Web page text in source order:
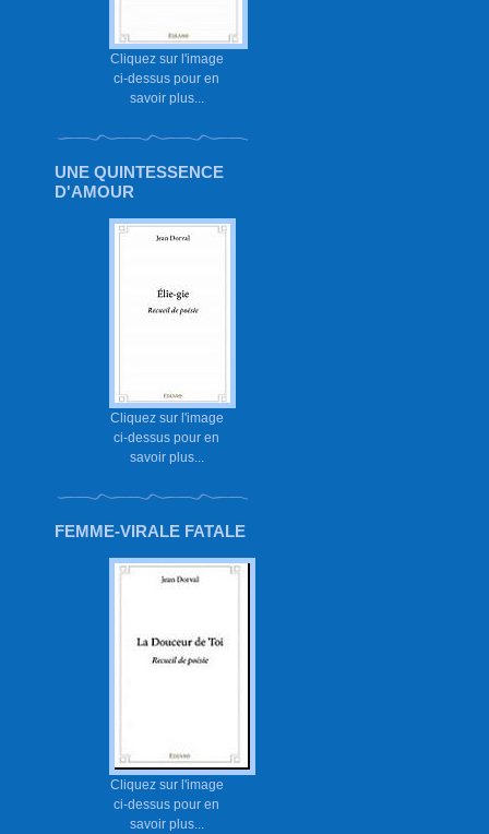
Cliquez sur l'image
ci-dessus pour en
savoir plus...
UNE QUINTESSENCE
D'AMOUR
Cliquez sur l'image
ci-dessus pour en
savoir plus...
FEMME-VIRALE FATALE
Cliquez sur l'image
ci-dessus pour en
savoir plus...